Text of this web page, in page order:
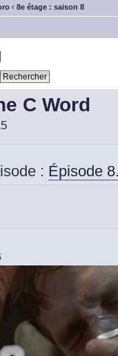
‹ 8e étage : saison 8
C Word
: Épisode